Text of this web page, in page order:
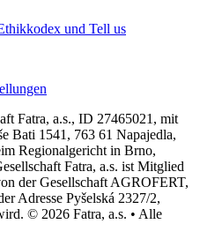
und Tell us
Fatra, a.s., ID 27465021, mit
Bati 1541, 763 61 Napajedla,
Regionalgericht in Brno,
Fatra, a.s. ist Mitglied
der Gesellschaft AGROFERT,
Adresse Pyšelská 2327/2,
© 2026 Fatra, a.s. • Alle